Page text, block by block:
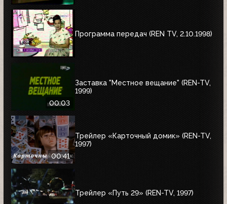
Программа передач (REN TV, 2.10.1998)
00:03
Заставка "Местное вещание" (REN-TV,
1999)
00:41
Трейлер «Карточный домик» (REN-TV,
1997)
Трейлер «Путь 29» (REN-TV, 1997)